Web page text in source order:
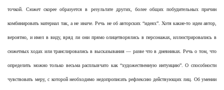
точкой. Сюжет скорее образуется в результате других, более общих побудительных причин
комбинировать материал так, а не иначе. Речь не об авторских “идеях”. Хотя какие-то идеи автор,
вероятно, и имел в виду, вряд ли они прямо олицетворялись в персонажах, иллюстрировались в
сюжетных ходах или транслировались в высказывания — разве что в дневниках. Речь о том, что
определить можно только весьма расплывчато как “художественную интуицию”. О способности
чувствовать меру, с которой необходимо недопрописать рефлексию действующих лиц. Об умении